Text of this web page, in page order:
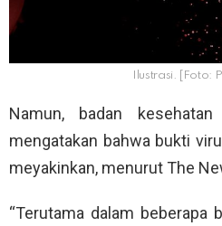
Ilustrasi. [Foto:
Namun, badan
mengatakan bahwa bukti
meyakinkan, menurut The
“Terutama dalam beberapa